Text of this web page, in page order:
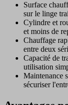
Surface
sur le linge
Cylindre et
et moins de
Chauffage
entre deux
Capacité de
utilisation
Maintenance
sécuriser